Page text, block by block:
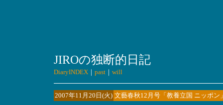
JIROの独断的日記
DiaryINDEX｜ past｜ will
2007年11月20日(火) 文藝春秋12月号「教養立国 ニッポ